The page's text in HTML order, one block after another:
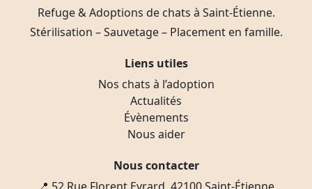
Refuge & Adoptions de chats à Saint-Étienne.
Stérilisation – Sauvetage – Placement en famille.
Liens utiles
Nos chats à l’adoption
Actualités
Évènements
Nous aider
Nous contacter